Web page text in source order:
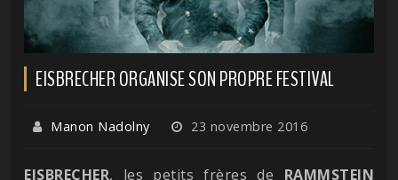
EISBRECHER ORGANISE SON PROPRE FESTIVAL
Manon Nadolny 23 novembre 2016
EISBRECHER, les petits frères de RAMMSTEIN